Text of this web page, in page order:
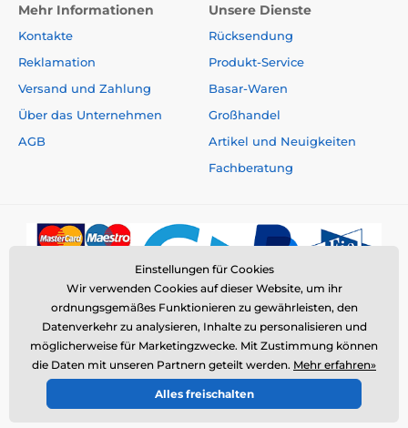
Mehr Informationen
Kontakte
Reklamation
Versand und Zahlung
Über das Unternehmen
AGB
Unsere Dienste
Rücksendung
Produkt-Service
Basar-Waren
Großhandel
Artikel und Neuigkeiten
Fachberatung
© 2026 www.elektro-halsbander.de ⦁ E-Shop erstellt von
SIMPLIA.cz
Einstellungen für Cookies
Wir verwenden Cookies auf dieser Website, um ihr
ordnungsgemäßes Funktionieren zu gewährleisten, den
Datenverkehr zu analysieren, Inhalte zu personalisieren und
möglicherweise für Marketingzwecke. Mit Zustimmung können
die Daten mit unseren Partnern geteilt werden. Mehr erfahren»
Alles freischalten